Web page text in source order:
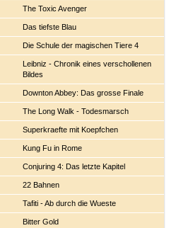
The Toxic Avenger
Das tiefste Blau
Die Schule der magischen Tiere 4
Leibniz - Chronik eines verschollenen
Bildes
Downton Abbey: Das grosse Finale
The Long Walk - Todesmarsch
Superkraefte mit Koepfchen
Kung Fu in Rome
Conjuring 4: Das letzte Kapitel
22 Bahnen
Tafiti - Ab durch die Wueste
Bitter Gold